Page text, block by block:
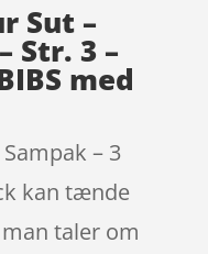
Sut –
Str. 3 –
med
– 3
kan tænde
taler om